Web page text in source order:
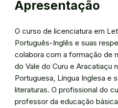
Apresentação
O curso de licenciatura em
Português-Inglês e suas
colabora com a formação de
do Vale do Curu e Aracatiaçu
Portuguesa, Língua Inglesa e
literaturas. O profissional do
professor da educação